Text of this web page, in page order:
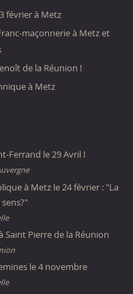
février à Metz
maçonnerie à Metz et
de la Réunion !
à Metz
Ferrand le 29 Avril !
à Metz le 24 février : "La
Saint Pierre de la Réunion
le 4 novembre